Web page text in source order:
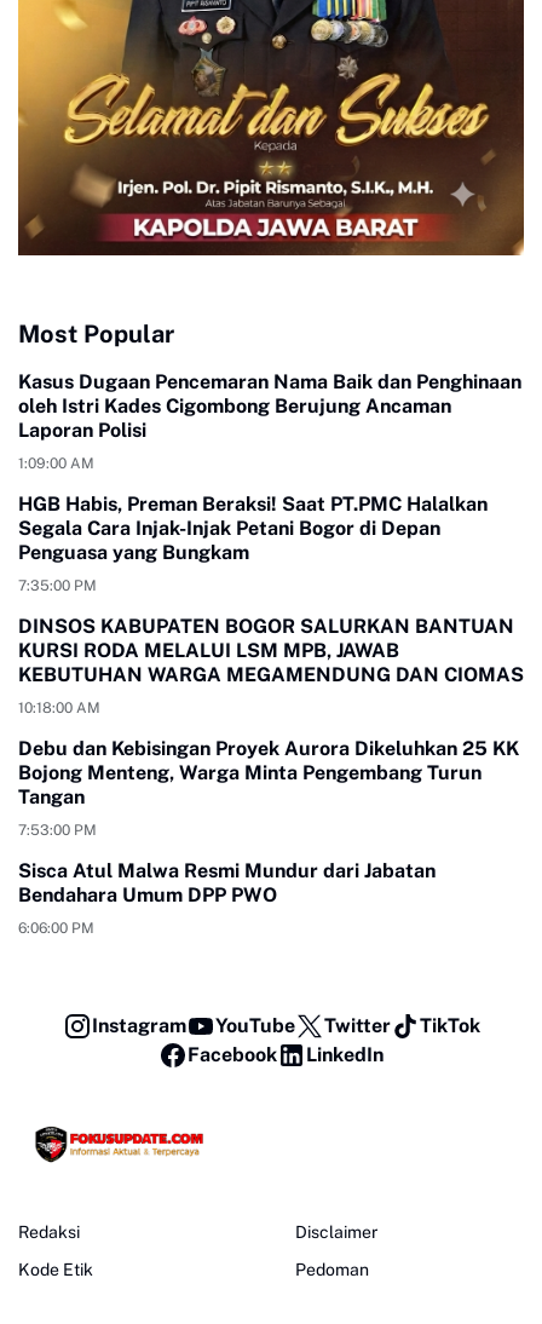
Most Popular
Kasus Dugaan Pencemaran Nama Baik dan Penghinaan
oleh Istri Kades Cigombong Berujung Ancaman
Laporan Polisi
1:09:00 AM
HGB Habis, Preman Beraksi! Saat PT.PMC Halalkan
Segala Cara Injak-Injak Petani Bogor di Depan
Penguasa yang Bungkam
7:35:00 PM
DINSOS KABUPATEN BOGOR SALURKAN BANTUAN
KURSI RODA MELALUI LSM MPB, JAWAB
KEBUTUHAN WARGA MEGAMENDUNG DAN CIOMAS
10:18:00 AM
Debu dan Kebisingan Proyek Aurora Dikeluhkan 25 KK
Bojong Menteng, Warga Minta Pengembang Turun
Tangan
7:53:00 PM
Sisca Atul Malwa Resmi Mundur dari Jabatan
Bendahara Umum DPP PWO
6:06:00 PM
Instagram YouTube Twitter
TikTok
Facebook
LinkedIn
Redaksi
Kode Etik
Disclaimer
Pedoman